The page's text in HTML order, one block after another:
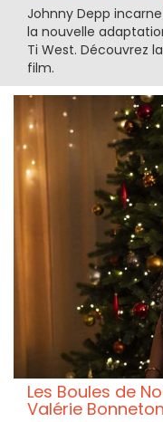
Johnny Depp
la nouvelle
Ti West. Découvrez
film.
Les Boules de
Valérie